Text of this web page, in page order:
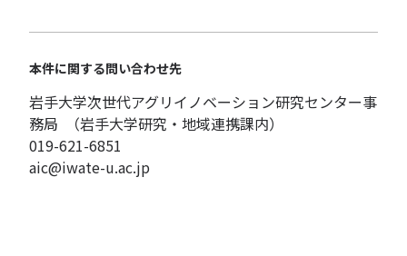
本件に関する問い合わせ先
岩手大学次世代アグリイノベーション研究センター事
務局 （岩手大学研究・地域連携課内）
019-621-6851
aic@iwate-u.ac.jp